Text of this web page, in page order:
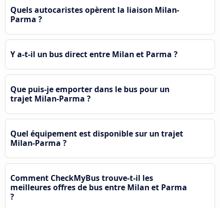
Quels autocaristes opèrent la liaison Milan-
Parma ?
Y a-t-il un bus direct entre Milan et Parma ?
Que puis-je emporter dans le bus pour un
trajet Milan-Parma ?
Quel équipement est disponible sur un trajet
Milan-Parma ?
Comment CheckMyBus trouve-t-il les
meilleures offres de bus entre Milan et Parma
?